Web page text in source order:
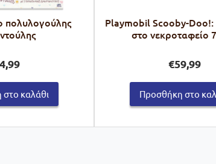
πολυλογούλης
καλάθι
Playmobil Scooby-Doo!:
στο νεκροταφείο
€59,99
Προσθήκη στο